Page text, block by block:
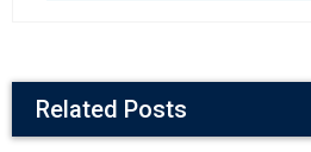
Related Posts